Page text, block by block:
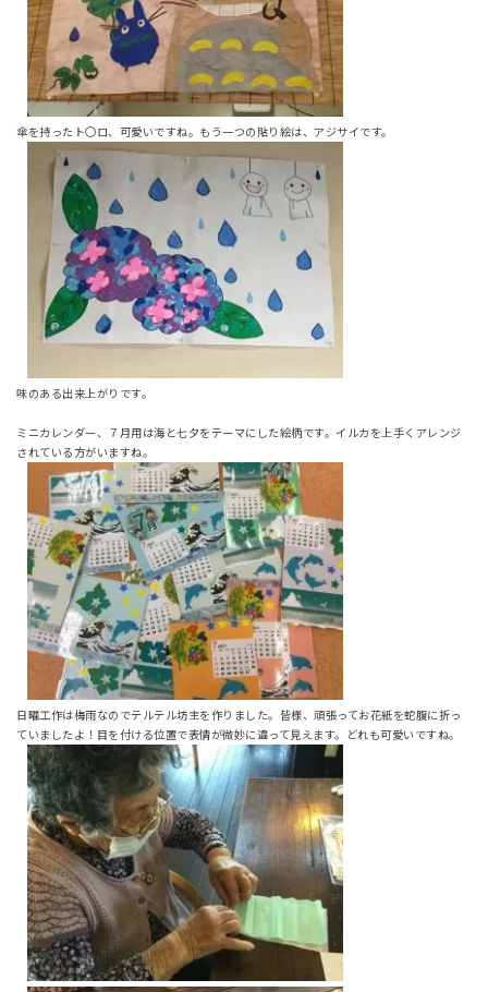
傘を持ったト〇ロ、可愛いですね。もう一つの貼り絵は、アジサイです。
味のある出来上がりです。
ミニカレンダー、７月用は海と七夕をテーマにした絵柄です。イルカを上手くアレンジ
されている方がいますね。
日曜工作は梅雨なのでテルテル坊主を作りました。皆様、頑張ってお花紙を蛇腹に折っ
ていましたよ！目を付ける位置で表情が微妙に違って見えます。どれも可愛いですね。